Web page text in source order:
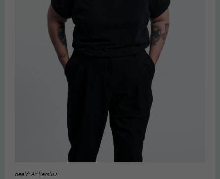
beeld: Ari Versluis